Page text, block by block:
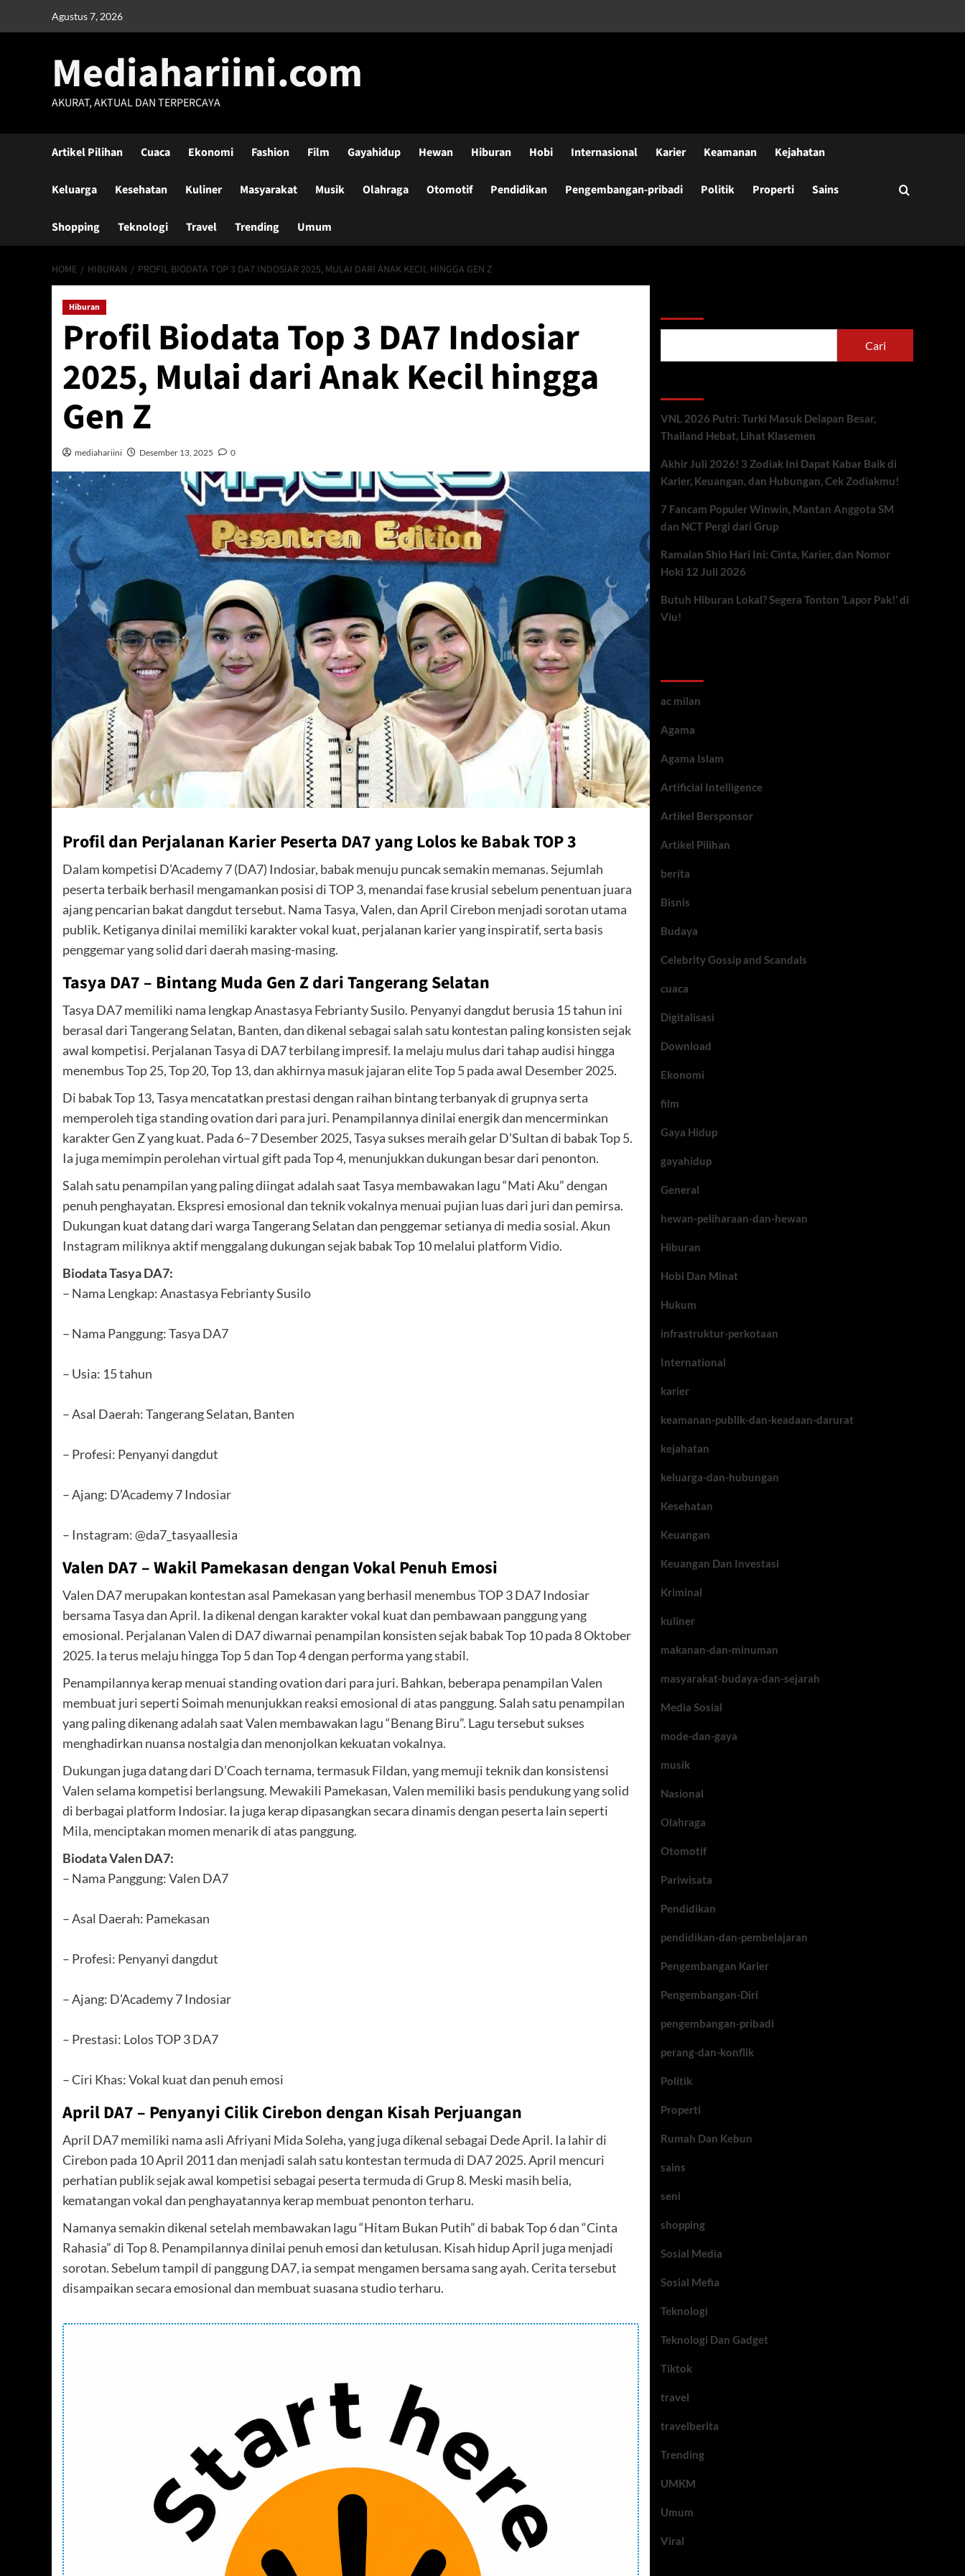
Agustus 7, 2026
Mediahariini.com
AKURAT, AKTUAL DAN TERPERCAYA
Artikel Pilihan Cuaca Ekonomi Fashion Film Gayahidup Hewan Hiburan Hobi Internasional Karier Keamanan Kejahatan
Keluarga Kesehatan Kuliner Masyarakat Musik Olahraga Otomotif Pendidikan Pengembangan-pribadi Politik Properti Sains
Shopping Teknologi Travel Trending Umum
HOME HIBURAN PROFIL BIODATA TOP 3 DA7 INDOSIAR 2025, MULAI DARI ANAK KECIL HINGGA GEN Z
Hiburan
Profil Biodata Top 3 DA7 Indosiar
2025, Mulai dari Anak Kecil hingga
Gen Z
mediahariini Desember 13, 2025 0
Profil dan Perjalanan Karier Peserta DA7 yang Lolos ke Babak TOP 3
Dalam kompetisi D’Academy 7 (DA7) Indosiar, babak menuju puncak semakin memanas. Sejumlah
peserta terbaik berhasil mengamankan posisi di TOP 3, menandai fase krusial sebelum penentuan juara
ajang pencarian bakat dangdut tersebut. Nama Tasya, Valen, dan April Cirebon menjadi sorotan utama
publik. Ketiganya dinilai memiliki karakter vokal kuat, perjalanan karier yang inspiratif, serta basis
penggemar yang solid dari daerah masing-masing.
Tasya DA7 – Bintang Muda Gen Z dari Tangerang Selatan
Tasya DA7 memiliki nama lengkap Anastasya Febrianty Susilo. Penyanyi dangdut berusia 15 tahun ini
berasal dari Tangerang Selatan, Banten, dan dikenal sebagai salah satu kontestan paling konsisten sejak
awal kompetisi. Perjalanan Tasya di DA7 terbilang impresif. Ia melaju mulus dari tahap audisi hingga
menembus Top 25, Top 20, Top 13, dan akhirnya masuk jajaran elite Top 5 pada awal Desember 2025.
Di babak Top 13, Tasya mencatatkan prestasi dengan raihan bintang terbanyak di grupnya serta
memperoleh tiga standing ovation dari para juri. Penampilannya dinilai energik dan mencerminkan
karakter Gen Z yang kuat. Pada 6–7 Desember 2025, Tasya sukses meraih gelar D’Sultan di babak Top 5.
Ia juga memimpin perolehan virtual gift pada Top 4, menunjukkan dukungan besar dari penonton.
Salah satu penampilan yang paling diingat adalah saat Tasya membawakan lagu “Mati Aku” dengan
penuh penghayatan. Ekspresi emosional dan teknik vokalnya menuai pujian luas dari juri dan pemirsa.
Dukungan kuat datang dari warga Tangerang Selatan dan penggemar setianya di media sosial. Akun
Instagram miliknya aktif menggalang dukungan sejak babak Top 10 melalui platform Vidio.
Biodata Tasya DA7:
– Nama Lengkap: Anastasya Febrianty Susilo
– Nama Panggung: Tasya DA7
– Usia: 15 tahun
– Asal Daerah: Tangerang Selatan, Banten
– Profesi: Penyanyi dangdut
– Ajang: D’Academy 7 Indosiar
– Instagram: @da7_tasyaallesia
Valen DA7 – Wakil Pamekasan dengan Vokal Penuh Emosi
Valen DA7 merupakan kontestan asal Pamekasan yang berhasil menembus TOP 3 DA7 Indosiar
bersama Tasya dan April. Ia dikenal dengan karakter vokal kuat dan pembawaan panggung yang
emosional. Perjalanan Valen di DA7 diwarnai penampilan konsisten sejak babak Top 10 pada 8 Oktober
2025. Ia terus melaju hingga Top 5 dan Top 4 dengan performa yang stabil.
Penampilannya kerap menuai standing ovation dari para juri. Bahkan, beberapa penampilan Valen
membuat juri seperti Soimah menunjukkan reaksi emosional di atas panggung. Salah satu penampilan
yang paling dikenang adalah saat Valen membawakan lagu “Benang Biru”. Lagu tersebut sukses
menghadirkan nuansa nostalgia dan menonjolkan kekuatan vokalnya.
Dukungan juga datang dari D’Coach ternama, termasuk Fildan, yang memuji teknik dan konsistensi
Valen selama kompetisi berlangsung. Mewakili Pamekasan, Valen memiliki basis pendukung yang solid
di berbagai platform Indosiar. Ia juga kerap dipasangkan secara dinamis dengan peserta lain seperti
Mila, menciptakan momen menarik di atas panggung.
Biodata Valen DA7:
– Nama Panggung: Valen DA7
– Asal Daerah: Pamekasan
– Profesi: Penyanyi dangdut
– Ajang: D’Academy 7 Indosiar
– Prestasi: Lolos TOP 3 DA7
– Ciri Khas: Vokal kuat dan penuh emosi
April DA7 – Penyanyi Cilik Cirebon dengan Kisah Perjuangan
April DA7 memiliki nama asli Afriyani Mida Soleha, yang juga dikenal sebagai Dede April. Ia lahir di
Cirebon pada 10 April 2011 dan menjadi salah satu kontestan termuda di DA7 2025. April mencuri
perhatian publik sejak awal kompetisi sebagai peserta termuda di Grup 8. Meski masih belia,
kematangan vokal dan penghayatannya kerap membuat penonton terharu.
Namanya semakin dikenal setelah membawakan lagu “Hitam Bukan Putih” di babak Top 6 dan “Cinta
Rahasia” di Top 8. Penampilannya dinilai penuh emosi dan ketulusan. Kisah hidup April juga menjadi
sorotan. Sebelum tampil di panggung DA7, ia sempat mengamen bersama sang ayah. Cerita tersebut
disampaikan secara emosional dan membuat suasana studio terharu.
Cari
VNL 2026 Putri: Turki Masuk Delapan Besar,
Thailand Hebat, Lihat Klasemen
Akhir Juli 2026! 3 Zodiak Ini Dapat Kabar Baik di
Karier, Keuangan, dan Hubungan, Cek Zodiakmu!
7 Fancam Populer Winwin, Mantan Anggota SM
dan NCT Pergi dari Grup
Ramalan Shio Hari Ini: Cinta, Karier, dan Nomor
Hoki 12 Juli 2026
Butuh Hiburan Lokal? Segera Tonton ‘Lapor Pak!’ di
Viu!
ac milan
Agama
Agama Islam
Artificial Intelligence
Artikel Bersponsor
Artikel Pilihan
berita
Bisnis
Budaya
Celebrity Gossip and Scandals
cuaca
Digitalisasi
Download
Ekonomi
film
Gaya Hidup
gayahidup
General
hewan-peliharaan-dan-hewan
Hiburan
Hobi Dan Minat
Hukum
infrastruktur-perkotaan
International
karier
keamanan-publik-dan-keadaan-darurat
kejahatan
keluarga-dan-hubungan
Kesehatan
Keuangan
Keuangan Dan Investasi
Kriminal
kuliner
makanan-dan-minuman
masyarakat-budaya-dan-sejarah
Media Sosial
mode-dan-gaya
musik
Nasional
Olahraga
Otomotif
Pariwisata
Pendidikan
pendidikan-dan-pembelajaran
Pengembangan Karier
Pengembangan-Diri
pengembangan-pribadi
perang-dan-konflik
Politik
Properti
Rumah Dan Kebun
sains
seni
shopping
Sosial Media
Sosial Mefia
Teknologi
Teknologi Dan Gadget
Tiktok
travel
travelberita
Trending
UMKM
Umum
Viral